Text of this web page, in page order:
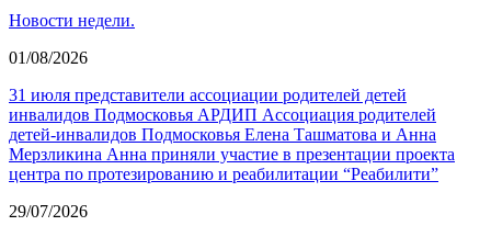
Новости недели.
01/08/2026
31 июля представители ассоциации родителей детей
инвалидов Подмосковья АРДИП Ассоциация родителей
детей-инвалидов Подмосковья Елена Ташматова и Анна
Мерзликина Анна приняли участие в презентации проекта
центра по протезированию и реабилитации “Реабилити”
29/07/2026